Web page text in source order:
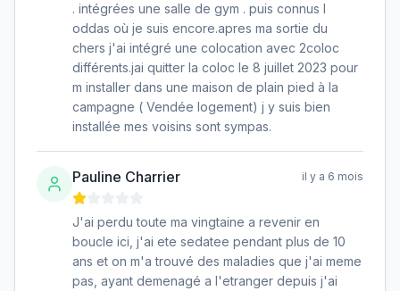
. intégrées une salle de gym . puis connus l
oddas où je suis encore.apres ma sortie du
chers j'ai intégré une colocation avec 2coloc
différents.jai quitter la coloc le 8 juillet 2023 pour
m installer dans une maison de plain pied à la
campagne ( Vendée logement) j y suis bien
installée mes voisins sont sympas.
Pauline Charrier il y a 6 mois
J'ai perdu toute ma vingtaine a revenir en
boucle ici, j'ai ete sedatee pendant plus de 10
ans et on m'a trouvé des maladies que j'ai meme
pas, ayant demenagé a l'etranger depuis j'ai